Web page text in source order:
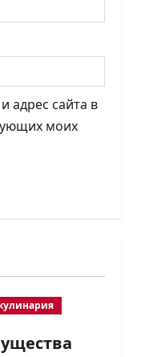
адрес сайта в
моих